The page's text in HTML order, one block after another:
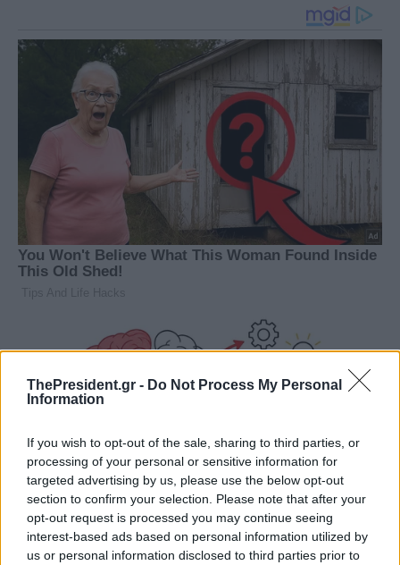
ThePresident.gr - Do Not Process My Personal
Information
If you wish to opt-out of the sale, sharing to third parties, or
processing of your personal or sensitive information for
targeted advertising by us, please use the below opt-out
section to confirm your selection. Please note that after your
opt-out request is processed you may continue seeing
interest-based ads based on personal information utilized by
us or personal information disclosed to third parties prior to